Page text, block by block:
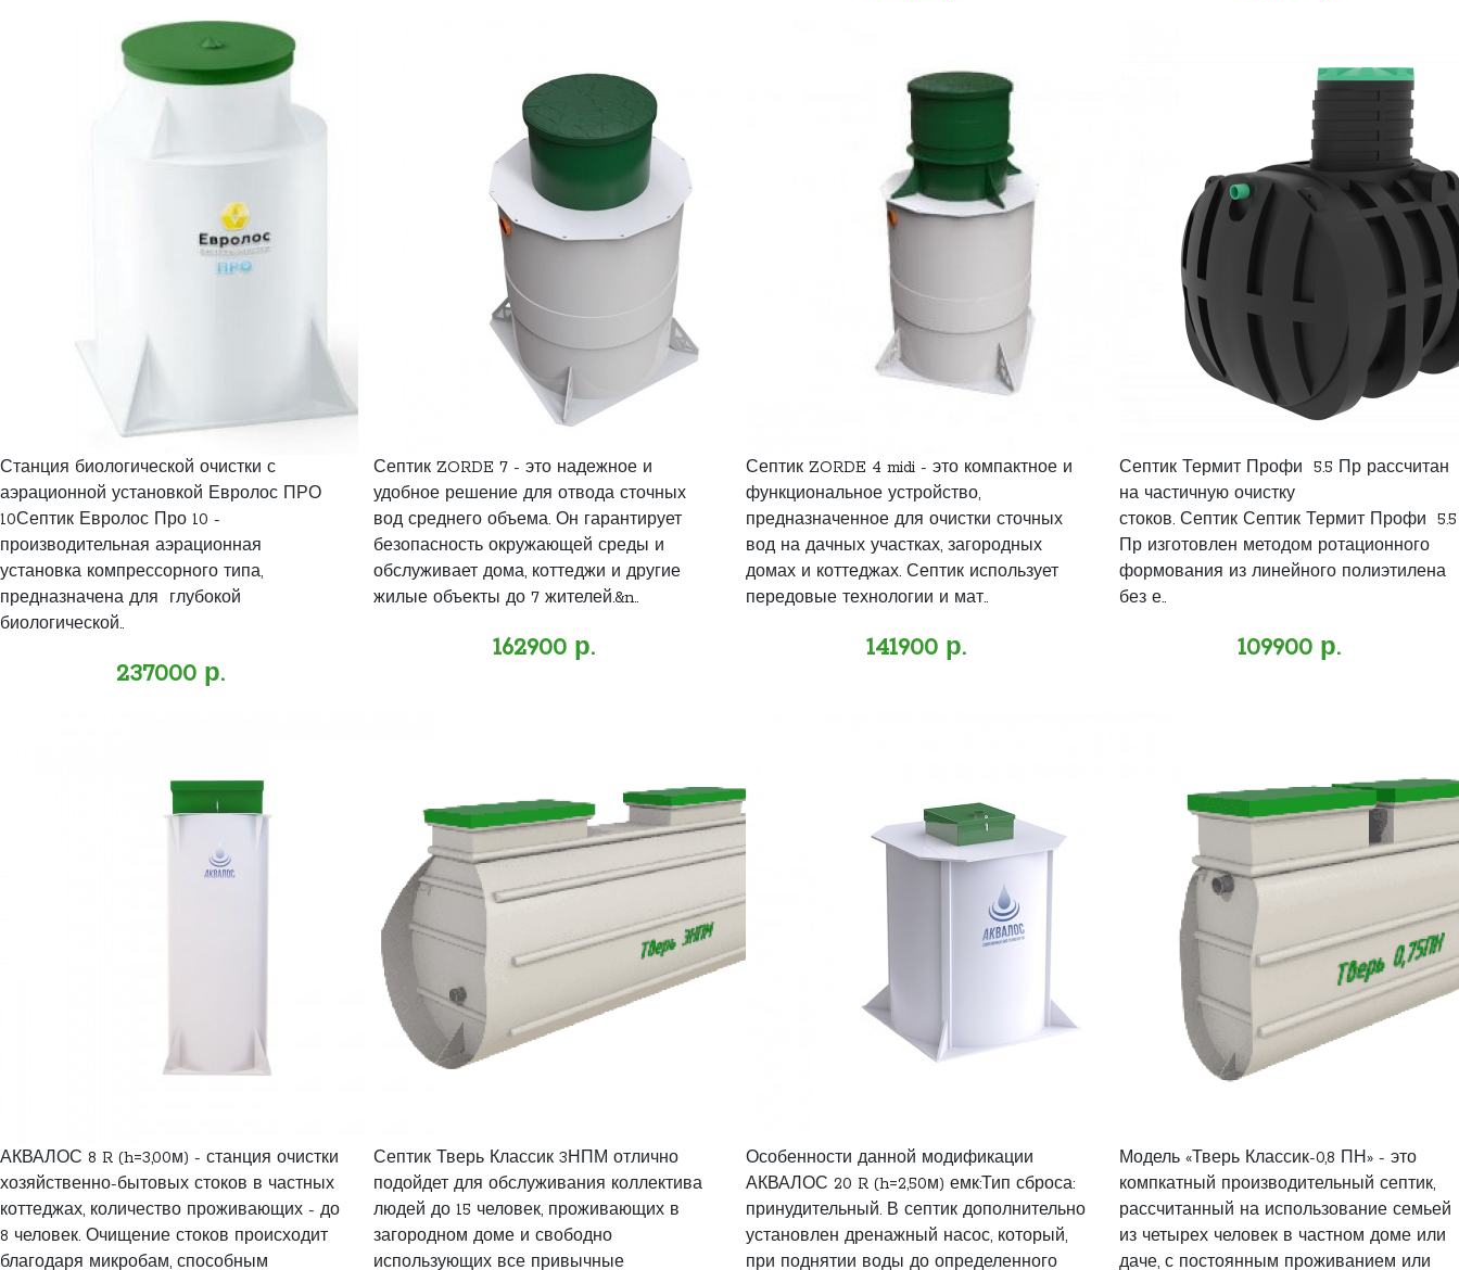
Станция биологической очистки с
аэрационной установкой Евролос ПРО
10Септик Евролос Про 10 -
производительная аэрационная
установка компрессорного типа,
предназначена для глубокой
биологической..
237000 р.
Септик ZORDE 7 - это надежное и
удобное решение для отвода сточных
вод среднего объема. Он гарантирует
безопасность окружающей среды и
обслуживает дома, коттеджи и другие
жилые объекты до 7 жителей.&n..
162900 р.
Септик ZORDE 4 midi - это компактное и
функциональное устройство,
предназначенное для очистки сточных
вод на дачных участках, загородных
домах и коттеджах. Септик использует
передовые технологии и мат..
141900 р.
Септик Термит Профи 5.5 Пр рассчитан
на частичную очистку
стоков. Септик Септик Термит Профи 5.5
Пр изготовлен методом ротационного
формования из линейного полиэтилена
без е..
109900 р.
АКВАЛОС 8 R (h=3,00м) - станция очистки
хозяйственно-бытовых стоков в частных
коттеджах, количество проживающих - до
8 человек. Очищение стоков происходит
благодаря микробам, способным
Септик Тверь Классик 3НПМ отлично
подойдет для обслуживания коллектива
людей до 15 человек, проживающих в
загородном доме и свободно
использующих все привычные
Особенности данной модификации
АКВАЛОС 20 R (h=2,50м) емк:Тип сброса:
принудительный. В септик дополнительно
установлен дренажный насос, который,
при поднятии воды до определенного
Модель «Тверь Классик-0,8 ПН» - это
компкатный производительный септик,
рассчитанный на использование семьей
из четырех человек в частном доме или
даче, с постоянным проживанием или